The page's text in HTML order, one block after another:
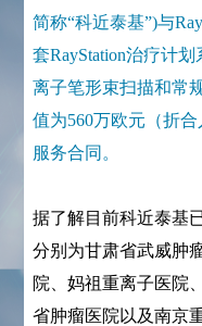
简称“科近泰基”)与
套RayStation治疗计
离子笔形束扫描和常
值为560万欧元（折
服务合同。
据了解目前科近泰基
分别为甘肃省武威肿
院、妈祖重离子医院
省肿瘤医院以及南京